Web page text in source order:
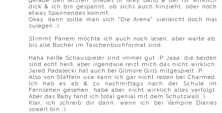
dick & ich bin gespannt, ob sichs auch hinzieht, oder noch
etwas Spannendes kommt...
Okay, dann sollte man sich "Die Arena" vielleicht doch mal
zulegen ;)
Stimmt Panem möchte ich auch noch lesen, aber warte ab,
bis alle Bücher im Taschenbuchformat sind.
Haha heiße Schauspieler sind immer gut :P Jaaa, die beiden
sind echt heiß, aber irgendwie reizt mich das nicht wirklich.
Jared Padalecki hat auch bei Gilmore Girls mitgespielt :P
Also von Staffeln usw kann ich gar nicht reden bei Charmed.
Ich hab es ab & zu nachmittags nach der Schule im
Fernsehen gesehen, habe aber nicht wirklich alles verfolgt.
Aber das Baby fand ich total genial mit dem Schutzwall :)
Klar, ich schreib dir dann, wenn ich bei Vampire Diaries
soweit bin ;)